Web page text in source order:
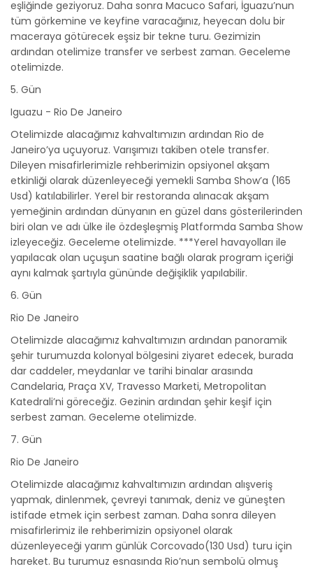
eşliğinde geziyoruz. Daha sonra Macuco Safari, İguazu’nun
tüm görkemine ve keyfine varacağınız, heyecan dolu bir
maceraya götürecek eşsiz bir tekne turu. Gezimizin
ardından otelimize transfer ve serbest zaman. Geceleme
otelimizde.
5. Gün
Iguazu - Rio De Janeiro
Otelimizde alacağımız kahvaltımızın ardından Rio de
Janeiro’ya uçuyoruz. Varışımızı takiben otele transfer.
Dileyen misafirlerimizle rehberimizin opsiyonel akşam
etkinliği olarak düzenleyeceği yemekli Samba Show’a (165
Usd) katılabilirler. Yerel bir restoranda alınacak akşam
yemeğinin ardından dünyanın en güzel dans gösterilerinden
biri olan ve adı ülke ile özdeşleşmiş Platformda Samba Show
izleyeceğiz. Geceleme otelimizde. ***Yerel havayolları ile
yapılacak olan uçuşun saatine bağlı olarak program içeriği
aynı kalmak şartıyla gününde değişiklik yapılabilir.
6. Gün
Rio De Janeiro
Otelimizde alacağımız kahvaltımızın ardından panoramik
şehir turumuzda kolonyal bölgesini ziyaret edecek, burada
dar caddeler, meydanlar ve tarihi binalar arasında
Candelaria, Praça XV, Travesso Marketi, Metropolitan
Katedrali’ni göreceğiz. Gezinin ardından şehir keşif için
serbest zaman. Geceleme otelimizde.
7. Gün
Rio De Janeiro
Otelimizde alacağımız kahvaltımızın ardından alışveriş
yapmak, dinlenmek, çevreyi tanımak, deniz ve güneşten
istifade etmek için serbest zaman. Daha sonra dileyen
misafirlerimiz ile rehberimizin opsiyonel olarak
düzenleyeceği yarım günlük Corcovado(130 Usd) turu için
hareket. Bu turumuz esnasında Rio’nun sembolü olmuş